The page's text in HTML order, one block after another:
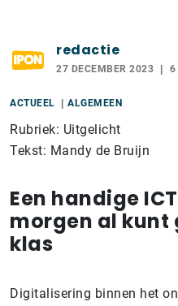
redactie
27 DECEMBER 2023 6
ACTUEEL ALGEMEEN
Rubriek: Uitgelicht
Tekst: Mandy de Bruijn
Een handige
morgen al kunt
klas
Digitalisering binnen het